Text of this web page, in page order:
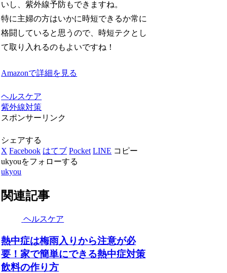
いし、紫外線予防もできますね。
特に主婦の方はいかに時短できるか常に
格闘していると思うので、時短テクとし
て取り入れるのもよいですね！
Amazonで詳細を見る
ヘルスケア
紫外線対策
スポンサーリンク
シェアする
X Facebook はてブ Pocket LINE コピー
ukyouをフォローする
ukyou
関連記事
ヘルスケア
熱中症は梅雨入りから注意が必
要！家で簡単にできる熱中症対策
飲料の作り方